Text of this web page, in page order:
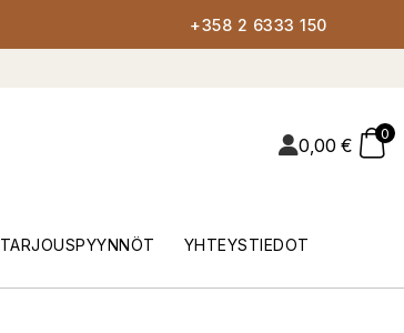
+358 2 6333 150
0,00 €
0
TARJOUSPYYNNÖT YHTEYSTIEDOT